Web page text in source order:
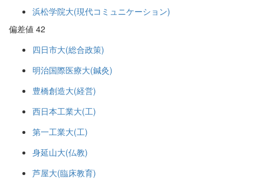
浜松学院大(現代コミュニケーション)
偏差値 42
四日市大(総合政策)
明治国際医療大(鍼灸)
豊橋創造大(経営)
西日本工業大(工)
第一工業大(工)
身延山大(仏教)
芦屋大(臨床教育)